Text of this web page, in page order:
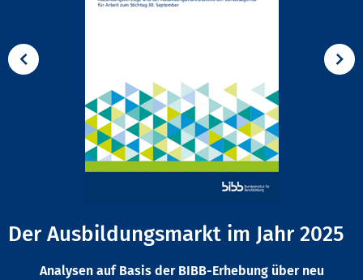
Der Ausbildungsmarkt im Jahr 2025
Analysen auf Basis der BIBB-Erhebung über neu